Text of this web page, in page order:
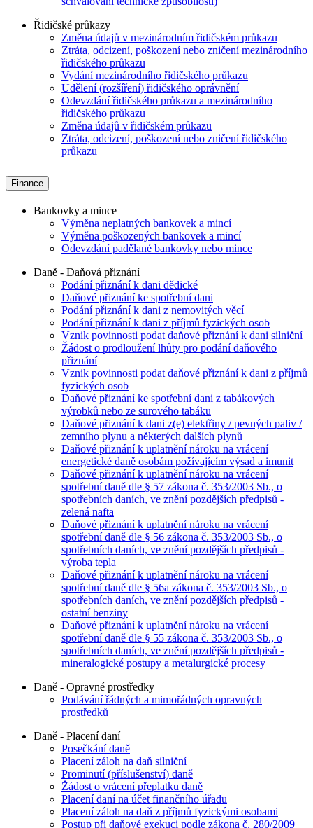
Řidičské průkazy
Změna údajů v mezinárodním řidičském průkazu
Ztráta, odcizení, poškození nebo zničení mezinárodního
řidičského průkazu
Vydání mezinárodního řidičského průkazu
Udělení (rozšíření) řidičského oprávnění
Odevzdání řidičského průkazu a mezinárodního
řidičského průkazu
Změna údajů v řidičském průkazu
Ztráta, odcizení, poškození nebo zničení řidičského
průkazu
Finance
Bankovky a mince
Výměna neplatných bankovek a mincí
Výměna poškozených bankovek a mincí
Odevzdání padělané bankovky nebo mince
Daně - Daňová přiznání
Podání přiznání k dani dědické
Daňové přiznání ke spotřební dani
Podání přiznání k dani z nemovitých věcí
Podání přiznání k dani z příjmů fyzických osob
Vznik povinnosti podat daňové přiznání k dani silniční
Žádost o prodloužení lhůty pro podání daňového
přiznání
Vznik povinnosti podat daňové přiznání k dani z příjmů
fyzických osob
Daňové přiznání ke spotřební dani z tabákových
výrobků nebo ze surového tabáku
Daňové přiznání k dani z(e) elektřiny / pevných paliv /
zemního plynu a některých dalších plynů
Daňové přiznání k uplatnění nároku na vrácení
energetické daně osobám požívajícím výsad a imunit
Daňové přiznání k uplatnění nároku na vrácení
spotřební daně dle § 57 zákona č. 353/2003 Sb., o
spotřebních daních, ve znění pozdějších předpisů -
zelená nafta
Daňové přiznání k uplatnění nároku na vrácení
spotřební daně dle § 56 zákona č. 353/2003 Sb., o
spotřebních daních, ve znění pozdějších předpisů -
výroba tepla
Daňové přiznání k uplatnění nároku na vrácení
spotřební daně dle § 56a zákona č. 353/2003 Sb., o
spotřebních daních, ve znění pozdějších předpisů -
ostatní benziny
Daňové přiznání k uplatnění nároku na vrácení
spotřební daně dle § 55 zákona č. 353/2003 Sb., o
spotřebních daních, ve znění pozdějších předpisů -
mineralogické postupy a metalurgické procesy
Daně - Opravné prostředky
Podávání řádných a mimořádných opravných
prostředků
Daně - Placení daní
Posečkání daně
Placení záloh na daň silniční
Prominutí (příslušenství) daně
Žádost o vrácení přeplatku daně
Placení daní na účet finančního úřadu
Placení záloh na daň z příjmů fyzickými osobami
Postup při daňové exekuci podle zákona č. 280/2009